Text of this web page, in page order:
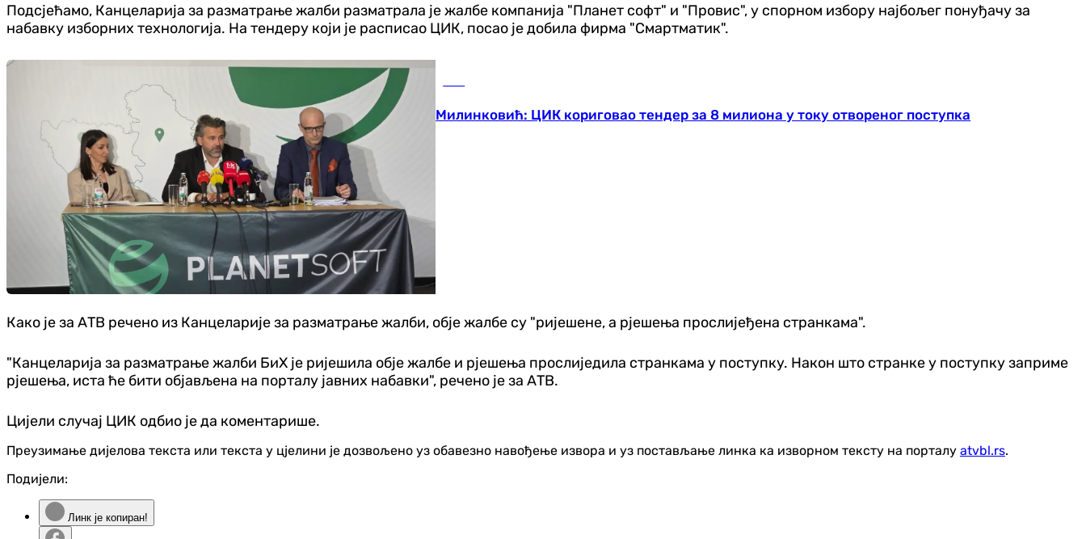
Подсјећамо, Канцеларија за разматрање жалби разматрала је жалбе компанија "Планет софт" и "Провис", у спорном избору најбољег понуђачу за
набавку изборних технологија. На тендеру који је расписао ЦИК, посао је добила фирма "Смартматик".
Милинковић: ЦИК кориговао тендер за 8 милиона у току отвореног поступка
Како је за АТВ речено из Канцеларије за разматрање жалби, обје жалбе су "ријешене, а рјешења прослијеђена странкама".
"Канцеларија за разматрање жалби БиХ је ријешила обје жалбе и рјешења прослиједила странкама у поступку. Након што странке у поступку заприме
рјешења, иста ће бити објављена на порталу јавних набавки", речено је за АТВ.
Цијели случај ЦИК одбио је да коментарише.
Преузимање дијелова текста или текста у цјелини је дозвољено уз обавезно навођење извора и уз постављање линка ка изворном тексту на порталу atvbl.rs.
Подијели:
Линк је копиран!